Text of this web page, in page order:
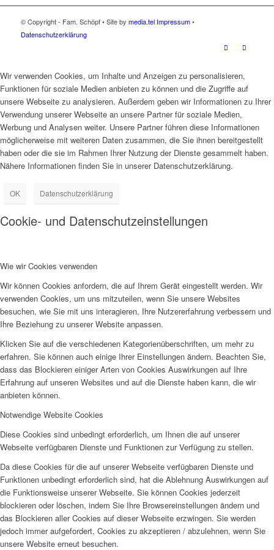
© Copyright - Fam. Schöpf • Site by media.tel Impressum•
Datenschutzerklärung
Wir verwenden Cookies, um Inhalte und Anzeigen zu personalisieren,
Funktionen für soziale Medien anbieten zu können und die Zugriffe auf
unsere Webseite zu analysieren. Außerdem geben wir Informationen zu Ihrer
Verwendung unserer Webseite an unsere Partner für soziale Medien,
Werbung und Analysen weiter. Unsere Partner führen diese Informationen
möglicherweise mit weiteren Daten zusammen, die Sie ihnen bereitgestellt
haben oder die sie im Rahmen Ihrer Nutzung der Dienste gesammelt haben.
Nähere Informationen finden Sie in unserer Datenschutzerklärung.
OK Datenschutzerklärung
Cookie- und Datenschutzeinstellungen
Wie wir Cookies verwenden
Wir können Cookies anfordern, die auf Ihrem Gerät eingestellt werden. Wir
verwenden Cookies, um uns mitzuteilen, wenn Sie unsere Websites
besuchen, wie Sie mit uns interagieren, Ihre Nutzererfahrung verbessern und
Ihre Beziehung zu unserer Website anpassen.
Klicken Sie auf die verschiedenen Kategorienüberschriften, um mehr zu
erfahren. Sie können auch einige Ihrer Einstellungen ändern. Beachten Sie,
dass das Blockieren einiger Arten von Cookies Auswirkungen auf Ihre
Erfahrung auf unseren Websites und auf die Dienste haben kann, die wir
anbieten können.
Notwendige Website Cookies
Diese Cookies sind unbedingt erforderlich, um Ihnen die auf unserer
Webseite verfügbaren Dienste und Funktionen zur Verfügung zu stellen.
Da diese Cookies für die auf unserer Webseite verfügbaren Dienste und
Funktionen unbedingt erforderlich sind, hat die Ablehnung Auswirkungen auf
die Funktionsweise unserer Webseite. Sie können Cookies jederzeit
blockieren oder löschen, indem Sie Ihre Browsereinstellungen ändern und
das Blockieren aller Cookies auf dieser Webseite erzwingen. Sie werden
jedoch immer aufgefordert, Cookies zu akzeptieren / abzulehnen, wenn Sie
unsere Website erneut besuchen.